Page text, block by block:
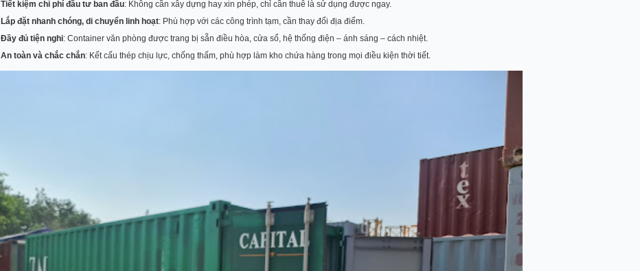
Tiết kiệm chi phí đầu tư ban đầu: Không cần xây dựng hay xin phép, chỉ cần thuê là sử dụng được ngay.
Lắp đặt nhanh chóng, di chuyển linh hoạt: Phù hợp với các công trình tạm, cần thay đổi địa điểm.
Đầy đủ tiện nghi: Container văn phòng được trang bị sẵn điều hòa, cửa sổ, hệ thống điện – ánh sáng – cách nhiệt.
An toàn và chắc chắn: Kết cấu thép chịu lực, chống thấm, phù hợp làm kho chứa hàng trong mọi điều kiện thời tiết.